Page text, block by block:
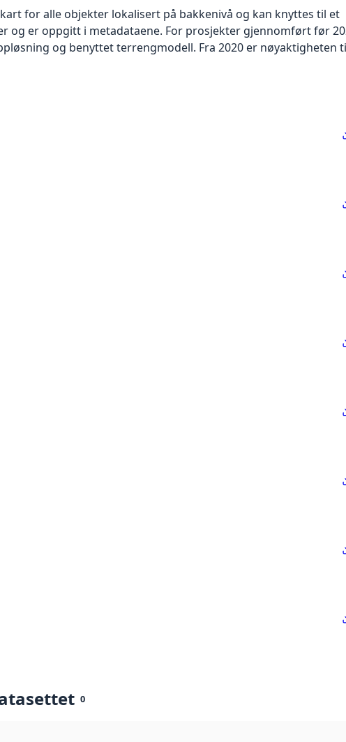
for alle objekter lokalisert på bakkenivå og kan knyttes til et
og er oppgitt i metadataene. For prosjekter gjennomført før
og benyttet terrengmodell. Fra 2020 er nøyaktigheten
0